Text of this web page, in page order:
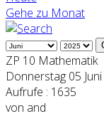
Gehe zu Monat
ZP 10 Mathematik
Donnerstag 05
Aufrufe : 1635
von and